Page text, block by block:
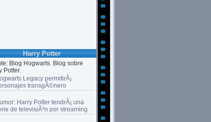
Harry Potter
Blog Hogwarts. Blog sobre
Potter.
Legacy permitirÃ¡
transgÃ©nero
Harry Potter tendrÃ¡ una
de televisiÃ³n por streaming